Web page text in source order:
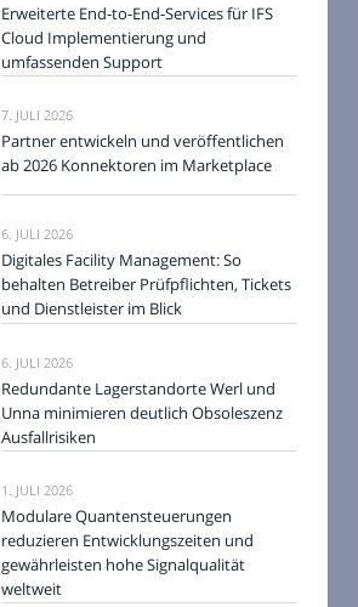
Erweiterte End-to-End-Services für IFS
Cloud Implementierung und
umfassenden Support
7. JULI 2026
Partner entwickeln und veröffentlichen
ab 2026 Konnektoren im Marketplace
6. JULI 2026
Digitales Facility Management: So
behalten Betreiber Prüfpflichten, Tickets
und Dienstleister im Blick
6. JULI 2026
Redundante Lagerstandorte Werl und
Unna minimieren deutlich Obsoleszenz
Ausfallrisiken
1. JULI 2026
Modulare Quantensteuerungen
reduzieren Entwicklungszeiten und
gewährleisten hohe Signalqualität
weltweit